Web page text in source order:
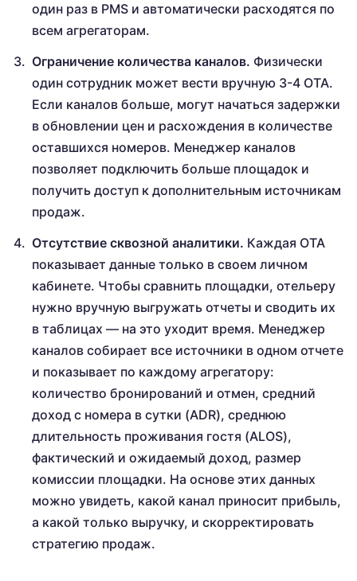
один раз в PMS и автоматически расходятся по
всем агрегаторам.
Ограничение количества каналов. Физически
один сотрудник может вести вручную 3-4 ОТА.
Если каналов больше, могут начаться задержки
в обновлении цен и расхождения в количестве
оставшихся номеров. Менеджер каналов
позволяет подключить больше площадок и
получить доступ к дополнительным источникам
продаж.
Отсутствие сквозной аналитики. Каждая OTA
показывает данные только в своем личном
кабинете. Чтобы сравнить площадки, отельеру
нужно вручную выгружать отчеты и сводить их
в таблицах — на это уходит время. Менеджер
каналов собирает все источники в одном отчете
и показывает по каждому агрегатору:
количество бронирований и отмен, средний
доход с номера в сутки (ADR), среднюю
длительность проживания гостя (ALOS),
фактический и ожидаемый доход, размер
комиссии площадки. На основе этих данных
можно увидеть, какой канал приносит прибыль,
а какой только выручку, и скорректировать
стратегию продаж.